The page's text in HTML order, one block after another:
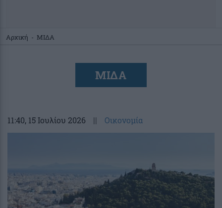
Αρχική - ΜΙΔΑ
ΜΙΔΑ
11:40, 15 Ιουλίου 2026 || Οικονομία